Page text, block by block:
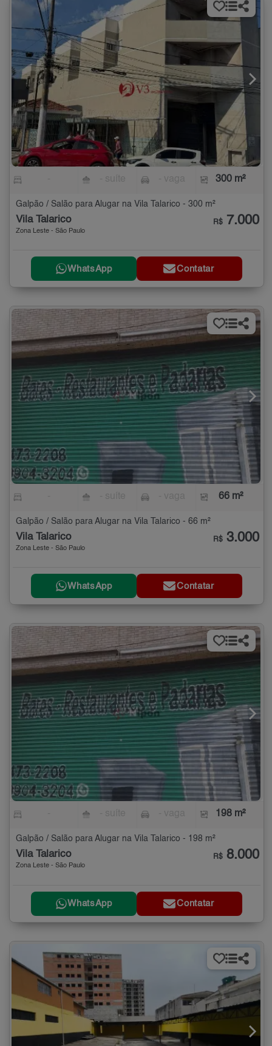
300 m²
Galpão / Salão para Alugar na Vila Talarico - 300 m²
Vila Talarico
Zona Leste - São Paulo
R$ 7.000
WhatsApp Contatar
66 m²
Galpão / Salão para Alugar na Vila Talarico - 66 m²
Vila Talarico
Zona Leste - São Paulo
R$ 3.000
WhatsApp Contatar
198 m²
Galpão / Salão para Alugar na Vila Talarico - 198 m²
Vila Talarico
Zona Leste - São Paulo
R$ 8.000
WhatsApp Contatar